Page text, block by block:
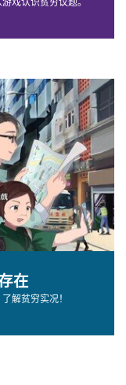
戏认识贫穷议题。
在
解贫穷实况！